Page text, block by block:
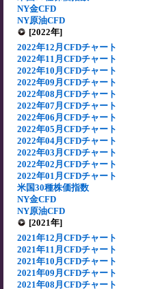
NY金CFD
NY原油CFD
[2022年]
2022年12月CFDチャート
2022年11月CFDチャート
2022年10月CFDチャート
2022年09月CFDチャート
2022年08月CFDチャート
2022年07月CFDチャート
2022年06月CFDチャート
2022年05月CFDチャート
2022年04月CFDチャート
2022年03月CFDチャート
2022年02月CFDチャート
2022年01月CFDチャート
米国30種株価指数
NY金CFD
NY原油CFD
[2021年]
2021年12月CFDチャート
2021年11月CFDチャート
2021年10月CFDチャート
2021年09月CFDチャート
2021年08月CFDチャート